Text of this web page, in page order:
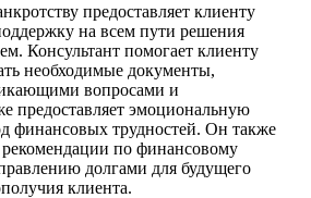
предоставляет клиенту
на всем пути решения
Консультант помогает клиенту
необходимые документы,
вопросами и
предоставляет эмоциональную
финансовых трудностей. Он также
по финансовому
долгами для будущего
клиента.